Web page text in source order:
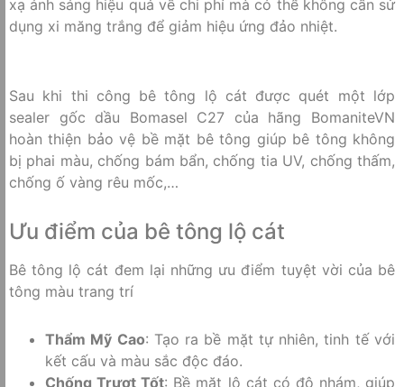
xạ ánh sáng hiệu quả về chi phí mà có thể không cần sử
dụng xi măng trắng để giảm hiệu ứng đảo nhiệt.
Sau khi thi công bê tông lộ cát được quét một lớp
sealer gốc dầu Bomasel C27 của hãng BomaniteVN
hoàn thiện bảo vệ bề mặt bê tông giúp bê tông không
bị phai màu, chống bám bẩn, chống tia UV, chống thấm,
chống ố vàng rêu mốc,…
Ưu điểm của bê tông lộ cát
Bê tông lộ cát đem lại những ưu điểm tuyệt vời của bê
tông màu trang trí
Thẩm Mỹ Cao: Tạo ra bề mặt tự nhiên, tinh tế với
kết cấu và màu sắc độc đáo.
Chống Trượt Tốt: Bề mặt lộ cát có độ nhám, giúp